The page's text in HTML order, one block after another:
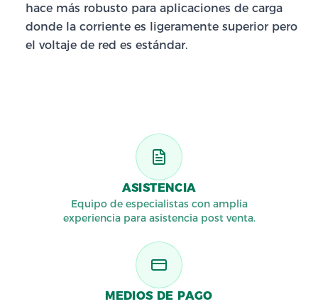
hace más robusto para aplicaciones de carga
donde la corriente es ligeramente superior pero
el voltaje de red es estándar.
ASISTENCIA
Equipo de especialistas con amplia
experiencia para asistencia post venta.
MEDIOS DE PAGO